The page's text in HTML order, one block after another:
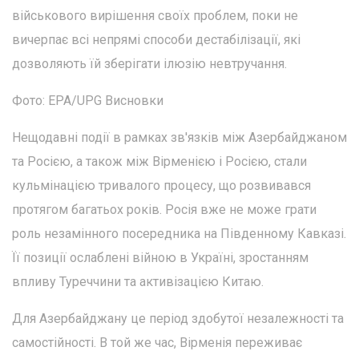
військового вирішення своїх проблем, поки не
вичерпає всі непрямі способи дестабілізації, які
дозволяють їй зберігати ілюзію невтручання.
Фото: EPA/UPG Висновки
Нещодавні події в рамках зв'язків між Азербайджаном
та Росією, а також між Вірменією і Росією, стали
кульмінацією тривалого процесу, що розвивався
протягом багатьох років. Росія вже не може грати
роль незамінного посередника на Південному Кавказі.
Її позиції ослаблені війною в Україні, зростанням
впливу Туреччини та активізацією Китаю.
Для Азербайджану це період здобутої незалежності та
самостійності. В той же час, Вірменія переживає